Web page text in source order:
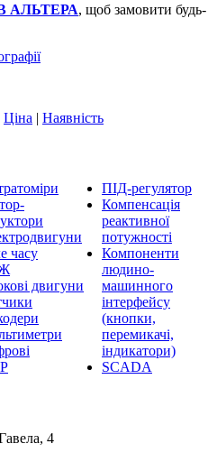
АЛЬТЕРА, щоб замовити будь-
Ціна | Наявність
часу
двигуни
ПІД-регулятор
Компенсація
реактивної
потужності
Компоненти
людино-
машинного
інтерфейсу
(кнопки,
перемикачі,
індикатори)
SCADA
4